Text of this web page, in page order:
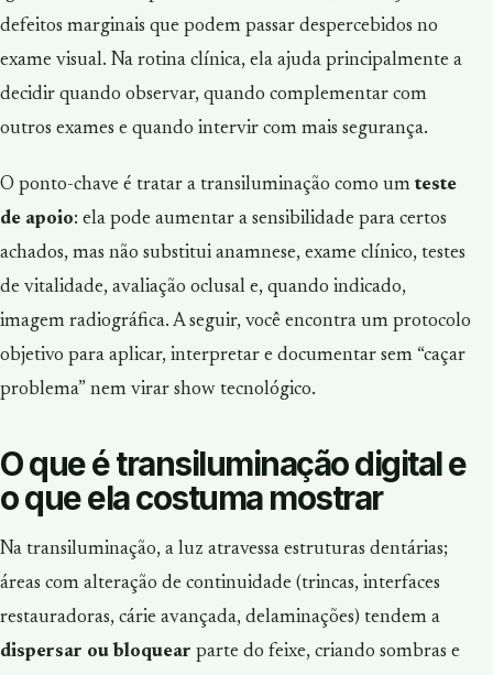
defeitos marginais que podem passar despercebidos no
exame visual. Na rotina clínica, ela ajuda principalmente a
decidir quando observar, quando complementar com
outros exames e quando intervir com mais segurança.
O ponto-chave é tratar a transiluminação como um teste
de apoio: ela pode aumentar a sensibilidade para certos
achados, mas não substitui anamnese, exame clínico, testes
de vitalidade, avaliação oclusal e, quando indicado,
imagem radiográfica. A seguir, você encontra um protocolo
objetivo para aplicar, interpretar e documentar sem “caçar
problema” nem virar show tecnológico.
O que é transiluminação digital e
o que ela costuma mostrar
Na transiluminação, a luz atravessa estruturas dentárias;
áreas com alteração de continuidade (trincas, interfaces
restauradoras, cárie avançada, delaminações) tendem a
dispersar ou bloquear parte do feixe, criando sombras e